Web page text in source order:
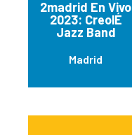
2madrid En Vivo
2023: CreolÉ
Jazz Band
Madrid